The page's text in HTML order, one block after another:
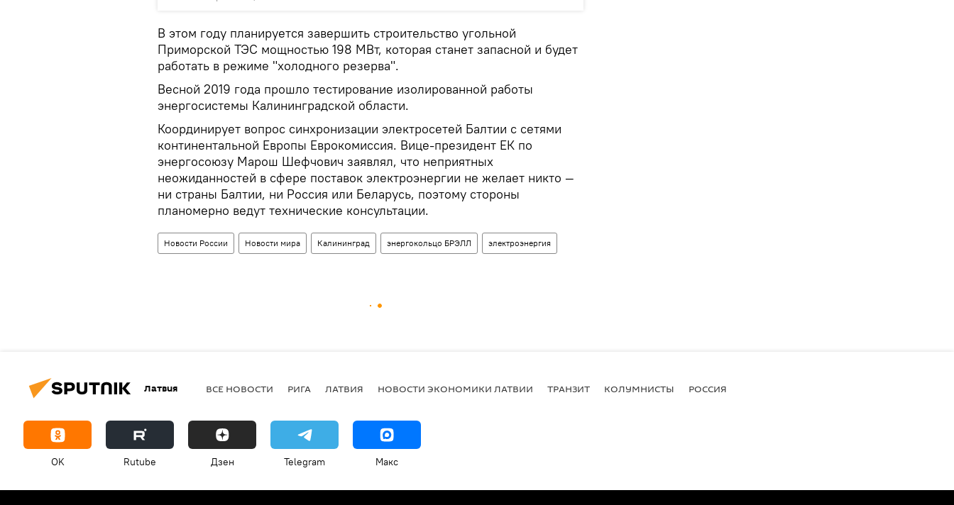
В этом году планируется завершить строительство угольной
Приморской ТЭС мощностью 198 МВт, которая станет запасной и будет
работать в режиме "холодного резерва".
Весной 2019 года прошло тестирование изолированной работы
энергосистемы Калининградской области.
Координирует вопрос синхронизации электросетей Балтии с сетями
континентальной Европы Еврокомиссия. Вице-президент ЕК по
энергосоюзу Марош Шефчович заявлял, что неприятных
неожиданностей в сфере поставок электроэнергии не желает никто —
ни страны Балтии, ни Россия или Беларусь, поэтому стороны
планомерно ведут технические консультации.
Новости России Новости мира Калининград энергокольцо БРЭЛЛ электроэнергия
Латвия ВСЕ НОВОСТИ РИГА ЛАТВИЯ НОВОСТИ ЭКОНОМИКИ ЛАТВИИ ТРАНЗИТ КОЛУМНИСТЫ РОССИЯ
OK Rutube Дзен Telegram Макс